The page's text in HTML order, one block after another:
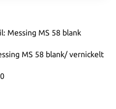
Messing MS 58 blank
MS 58 blank/ vernickelt